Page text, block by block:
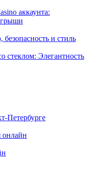
аккаунта:
безопасность и стиль
стеклом: Элегантность
Петербурге
онлайн